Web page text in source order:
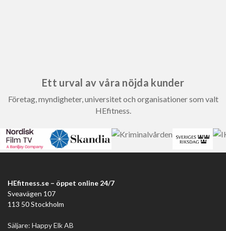
Ett urval av våra nöjda kunder
Företag, myndigheter, universitet och organisationer som valt
HEfitness.
HEfitness.se – öppet online 24/7
Sveavägen 107
113 50 Stockholm
Säljare: Happy Elk AB